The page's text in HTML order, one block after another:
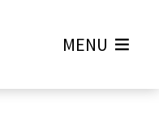
MENU